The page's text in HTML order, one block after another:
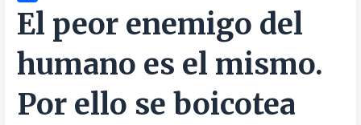
b
o
o
k
t
t
e
r
n
k
e
d
I
n
m
a
i
l
C
o
m
p
a
r
El peor enemigo del
humano es el mismo.
Por ello se boicotea